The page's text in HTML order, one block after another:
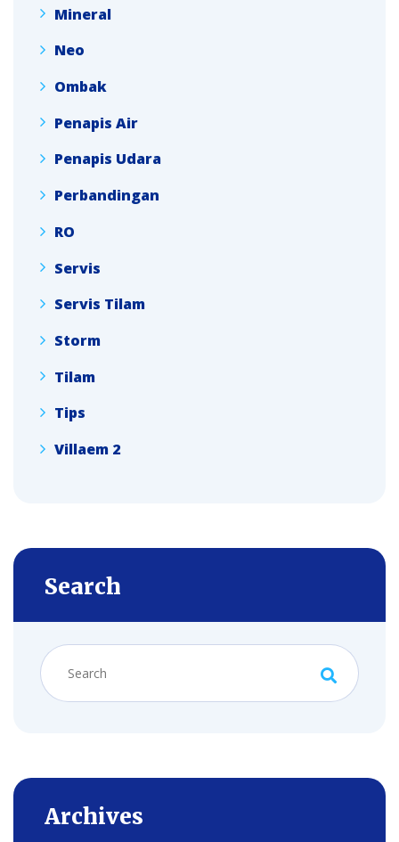
Mineral
Neo
Ombak
Penapis Air
Penapis Udara
Perbandingan
RO
Servis
Servis Tilam
Storm
Tilam
Tips
Villaem 2
Search
Archives